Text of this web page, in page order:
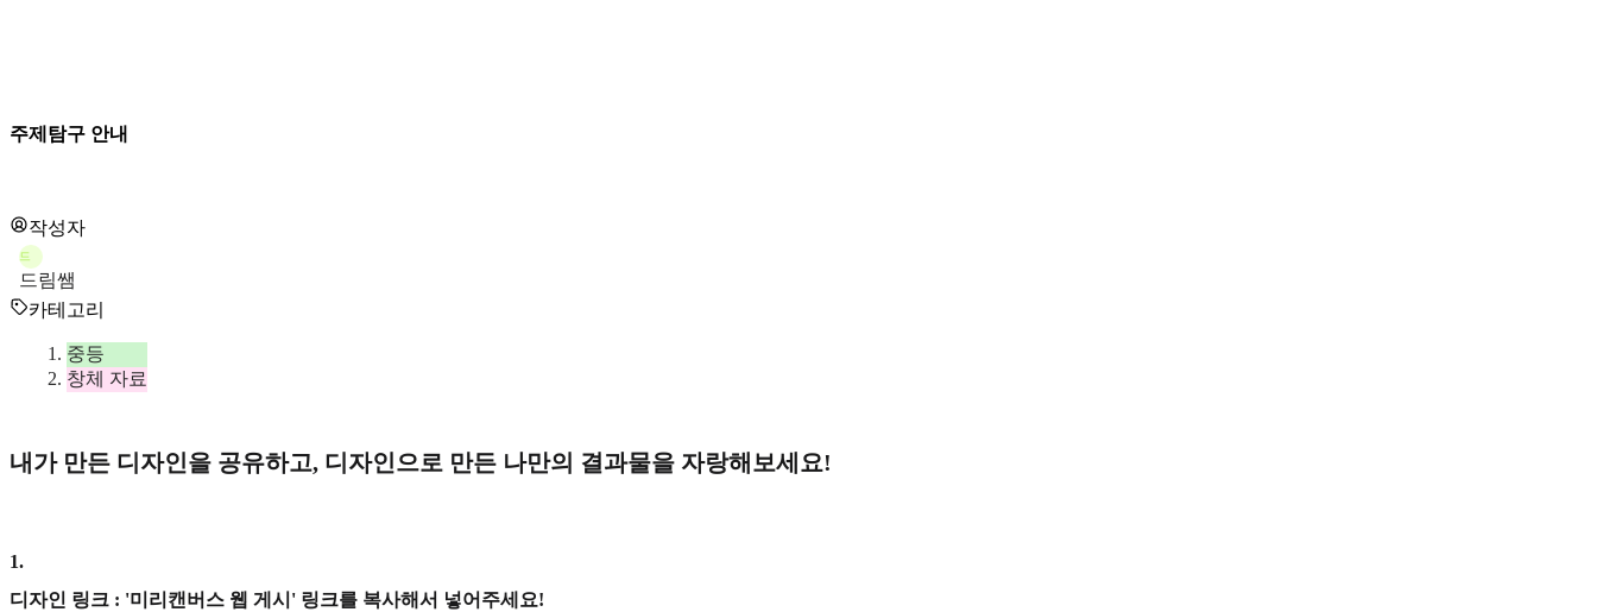
주제탐구 안내
작성자
드
드림쌤
카테고리
중등
창체 자료
내가 만든 디자인을 공유하고, 디자인으로 만든 나만의 결과물을 자랑해보세요!
1.
디자인 링크 : '미리캔버스 웹 게시' 링크를 복사해서 넣어주세요!